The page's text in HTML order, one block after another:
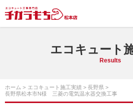
エコキュート
Results
ホーム エコキュート施工実績
長野県
長野県松本市N様 三菱の電気温水器交換工事